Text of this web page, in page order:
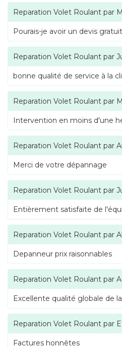
Reparation Volet Roulant par
Pourais-je avoir un devis
Reparation Volet Roulant par
bonne qualité de service à la
Reparation Volet Roulant par
Intervention en moins d'une
Reparation Volet Roulant par
Merci de votre dépannage
Reparation Volet Roulant par
Entièrement satisfaite de
Reparation Volet Roulant par
Depanneur prix raisonnables
Reparation Volet Roulant par
Excellente qualité globale de
Reparation Volet Roulant par
Factures honnêtes